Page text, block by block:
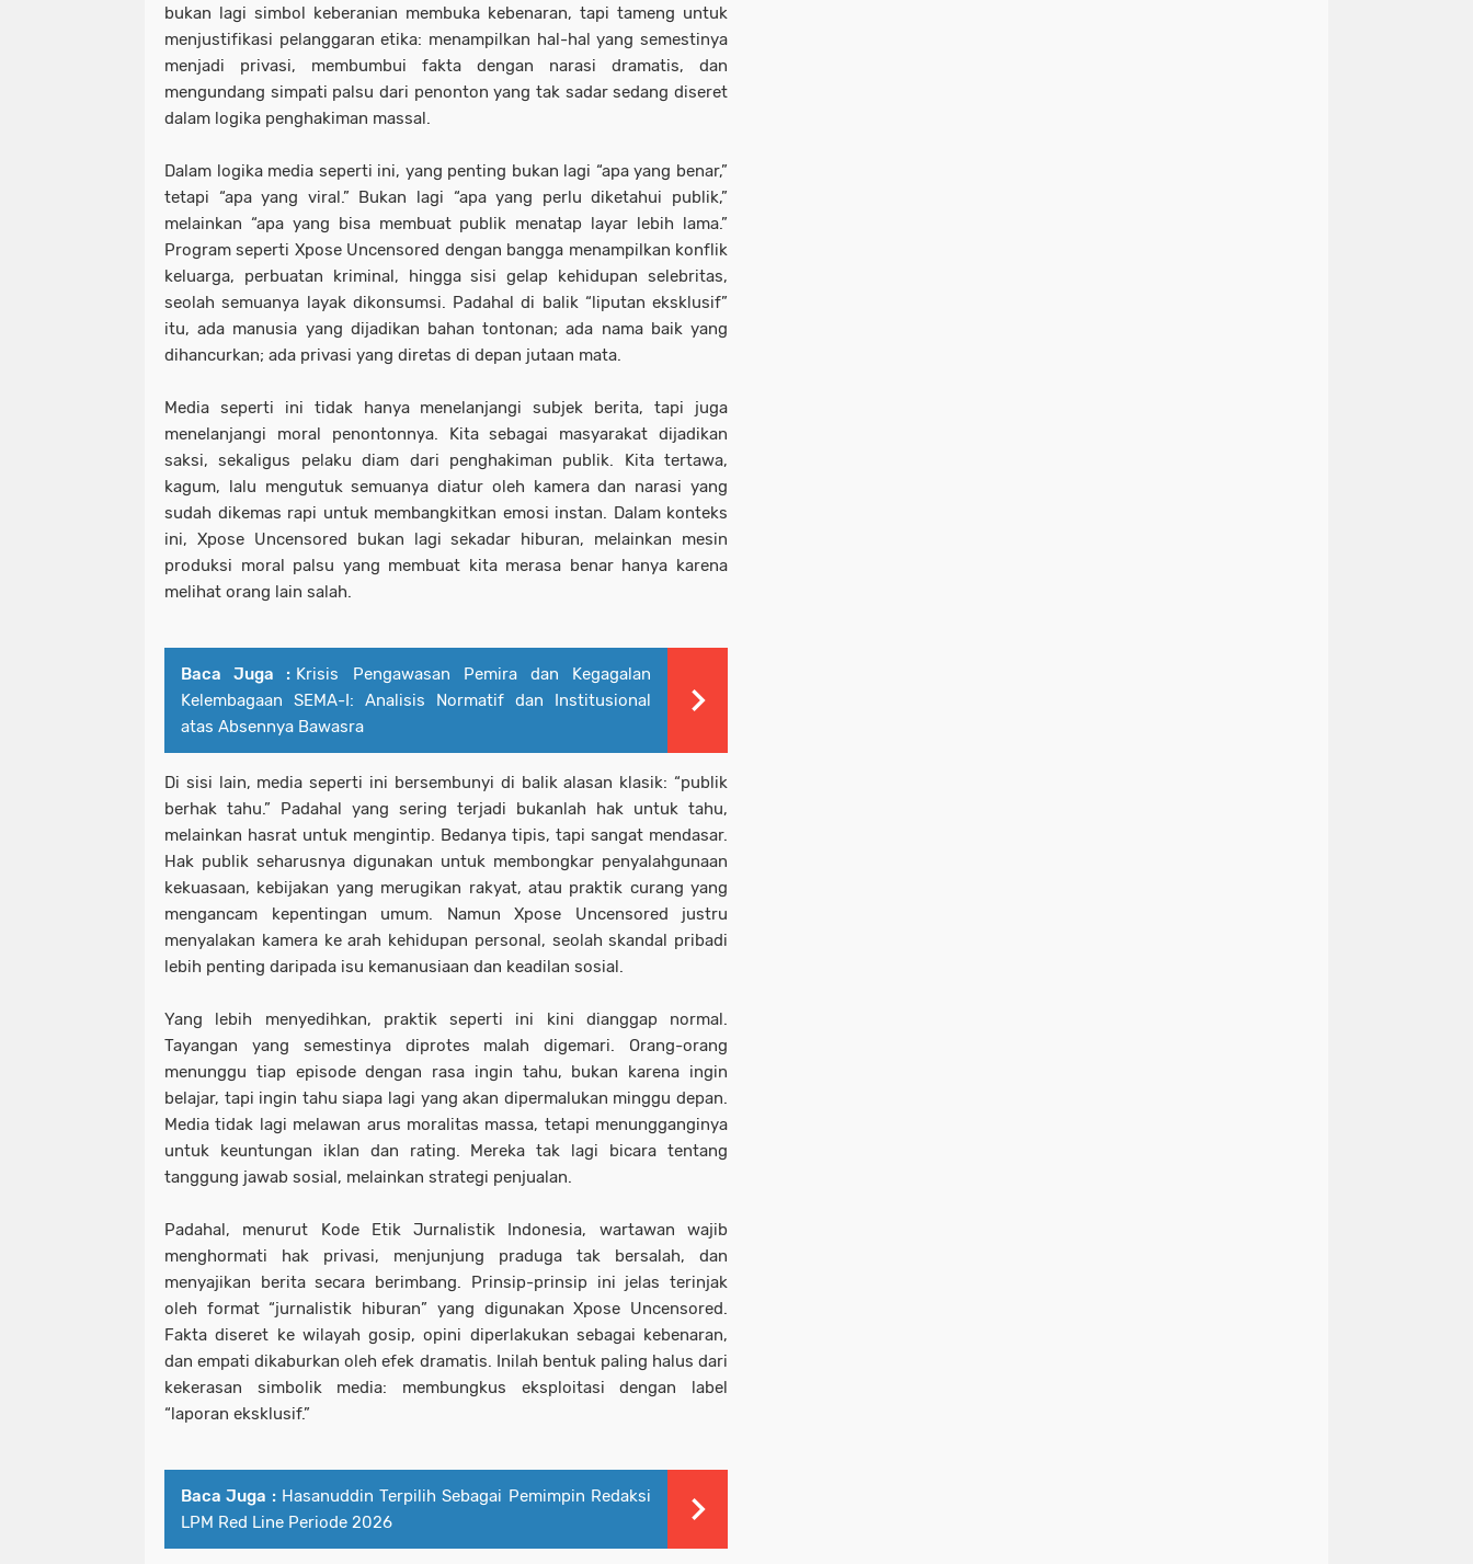
bukan lagi simbol keberanian membuka kebenaran, tapi tameng untuk
menjustifikasi pelanggaran etika: menampilkan hal-hal yang semestinya
menjadi privasi, membumbui fakta dengan narasi dramatis, dan
mengundang simpati palsu dari penonton yang tak sadar sedang diseret
dalam logika penghakiman massal.
Dalam logika media seperti ini, yang penting bukan lagi “apa yang benar,”
tetapi “apa yang viral.” Bukan lagi “apa yang perlu diketahui publik,”
melainkan “apa yang bisa membuat publik menatap layar lebih lama.”
Program seperti Xpose Uncensored dengan bangga menampilkan konflik
keluarga, perbuatan kriminal, hingga sisi gelap kehidupan selebritas,
seolah semuanya layak dikonsumsi. Padahal di balik “liputan eksklusif”
itu, ada manusia yang dijadikan bahan tontonan; ada nama baik yang
dihancurkan; ada privasi yang diretas di depan jutaan mata.
Media seperti ini tidak hanya menelanjangi subjek berita, tapi juga
menelanjangi moral penontonnya. Kita sebagai masyarakat dijadikan
saksi, sekaligus pelaku diam dari penghakiman publik. Kita tertawa,
kagum, lalu mengutuk semuanya diatur oleh kamera dan narasi yang
sudah dikemas rapi untuk membangkitkan emosi instan. Dalam konteks
ini, Xpose Uncensored bukan lagi sekadar hiburan, melainkan mesin
produksi moral palsu yang membuat kita merasa benar hanya karena
melihat orang lain salah.
Baca Juga : Krisis Pengawasan Pemira dan Kegagalan
Kelembagaan SEMA-I: Analisis Normatif dan Institusional
atas Absennya Bawasra
Di sisi lain, media seperti ini bersembunyi di balik alasan klasik: “publik
berhak tahu.” Padahal yang sering terjadi bukanlah hak untuk tahu,
melainkan hasrat untuk mengintip. Bedanya tipis, tapi sangat mendasar.
Hak publik seharusnya digunakan untuk membongkar penyalahgunaan
kekuasaan, kebijakan yang merugikan rakyat, atau praktik curang yang
mengancam kepentingan umum. Namun Xpose Uncensored justru
menyalakan kamera ke arah kehidupan personal, seolah skandal pribadi
lebih penting daripada isu kemanusiaan dan keadilan sosial.
Yang lebih menyedihkan, praktik seperti ini kini dianggap normal.
Tayangan yang semestinya diprotes malah digemari. Orang-orang
menunggu tiap episode dengan rasa ingin tahu, bukan karena ingin
belajar, tapi ingin tahu siapa lagi yang akan dipermalukan minggu depan.
Media tidak lagi melawan arus moralitas massa, tetapi menungganginya
untuk keuntungan iklan dan rating. Mereka tak lagi bicara tentang
tanggung jawab sosial, melainkan strategi penjualan.
Padahal, menurut Kode Etik Jurnalistik Indonesia, wartawan wajib
menghormati hak privasi, menjunjung praduga tak bersalah, dan
menyajikan berita secara berimbang. Prinsip-prinsip ini jelas terinjak
oleh format “jurnalistik hiburan” yang digunakan Xpose Uncensored.
Fakta diseret ke wilayah gosip, opini diperlakukan sebagai kebenaran,
dan empati dikaburkan oleh efek dramatis. Inilah bentuk paling halus dari
kekerasan simbolik media: membungkus eksploitasi dengan label
“laporan eksklusif.”
Baca Juga : Hasanuddin Terpilih Sebagai Pemimpin Redaksi
LPM Red Line Periode 2026